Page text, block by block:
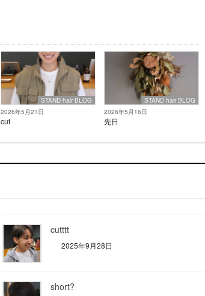
STAND hair BLOG
2026年5月21日
cut
STAND hair BLOG
2026年5月16日
先日
cutttt
2025年9月28日
short?